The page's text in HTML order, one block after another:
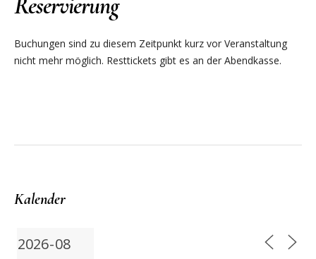
Reservierung
Buchungen sind zu diesem Zeitpunkt kurz vor Veranstaltung
nicht mehr möglich. Resttickets gibt es an der Abendkasse.
Kalender